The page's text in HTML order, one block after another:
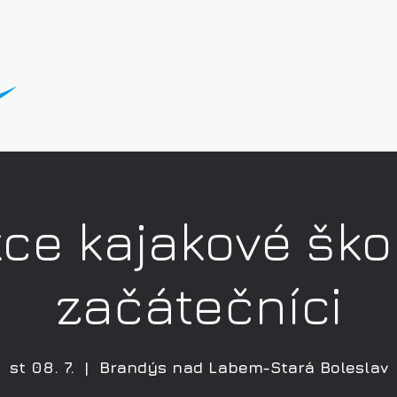
kajakové
začátečníci
st 08. 7.
  |
Brandýs nad Labem-Stará Boleslav